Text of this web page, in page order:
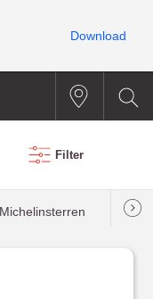
Filter
Michelinsterren
Download